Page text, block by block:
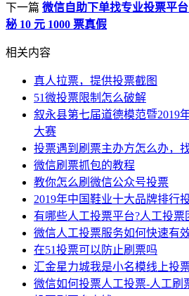
下一篇 微信自助下单找专业投票平
秘 10 元 1000 票真假
相关内容
真人拉票，提供投票截图
51微投票限制怎么破解
叙永县第七届道德模范暨2019
大赛
投票遇到刷票主办方怎么办，
微信刷票抓包的教程
教你怎么刷微信公众号投票
2019年中国鞋业十大品牌排行
有哪些人工投票平台?人工投票
微信人工投票服务如何快速有
在51投票可以防止刷票吗
汇金星力城我是小名模线上投
微信如何投票人工投票-人工刷